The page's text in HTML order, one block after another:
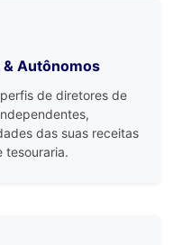
& Autônomos
de diretores de
das suas receitas
tesouraria.